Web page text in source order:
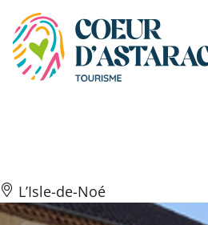
Panneau de gestion des cookies
L’Isle-de-Noé